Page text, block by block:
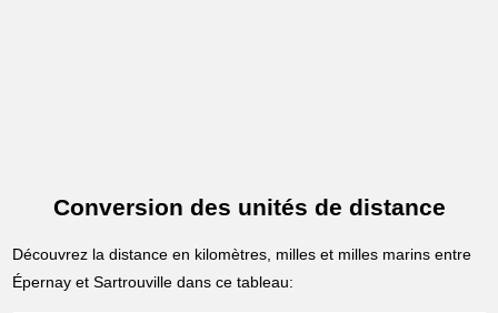
Conversion des unités de distance
Découvrez la distance en kilomètres, milles et milles marins entre
Épernay et Sartrouville dans ce tableau: